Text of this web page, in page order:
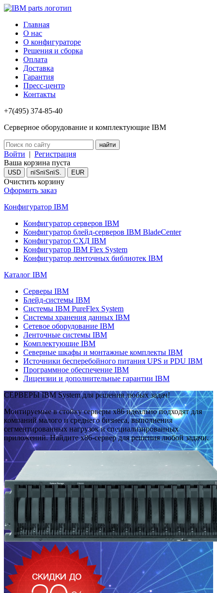
Главная
О нас
О конфигураторе
Решения и сборка
Оплата
Доставка
Гарантия
Пресс-центр
Контакты
+7(495) 374-85-40
Серверное оборудование и комплектующие IBM
Войти | Регистрация
Ваша корзина пуста
USD пїЅпїЅпїЅ. EUR
Очистить корзину
Оформить заказ
Конфигуратор IBM
Конфигуратор серверов IBM
Конфигуратор блейд-серверов IBM BladeCenter
Конфигуратор СХД IBM
Конфигуратор IBM Flex System
Конфигуратор ленточных библиотек IBM
Каталог IBM
Серверы IBM
Блейд-системы IBM
Системы IBM PureFlex System
Системы хранения данных IBM
Сетевое оборудование IBM
Ленточные системы IBM
Комплектующие IBM
Северные шкафы и монтажные комплекты IBM
Источники бесперебойного питания UPS и PDU IBM
Программное обеспечение IBM
Лицензии и дополнительные гарантии IBM
СЕРВЕРЫ IBM System для решения любых задач!
Монтируемые в стойку серверы x86 идеально подходят для
компаний малого и среднего бизнеса, выполнения
сегментированных нагрузок и специализированных
приложений. Найдите x86-сервер для решения любой задачи.